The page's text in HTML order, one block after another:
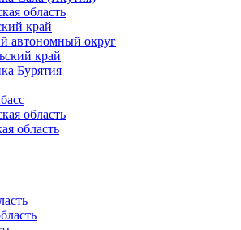
область
край
автономный округ
край
Бурятия
область
область